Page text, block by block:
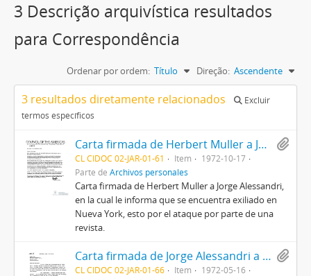
3 Descrição arquivística resultados
para Correspondência
Ordenar por ordem: Título Direção: Ascendente
3 resultados diretamente relacionados
Excluir
termos específicos
Carta firmada de Herbert Muller a Jorge Alessandri
CL CIDOC 02-JAR-01-61 Item
1972-10-17
Parte deArchivos personales
Carta firmada de Herbert Muller a Jorge Alessandri,
en la cual le informa que se encuentra exiliado en
Nueva York, esto por el ataque por parte de una
revista.
Carta firmada de Jorge Alessandri a Patricio Huneeus
CL CIDOC 02-JAR-01-66 Item
1972-05-16